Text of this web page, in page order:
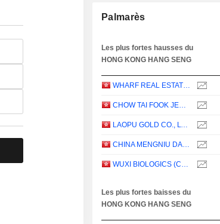
Palmarès
Les plus fortes hausses du
HONG KONG HANG SENG
WHARF REAL ESTATE INVESTMENT COMPANY LIMITED
CHOW TAI FOOK JEWELLERY GROUP LIMITED
LAOPU GOLD CO., LTD.
CHINA MENGNIU DAIRY COMPANY LIMITED
WUXI BIOLOGICS (CAYMAN) INC.
Les plus fortes baisses du
HONG KONG HANG SENG